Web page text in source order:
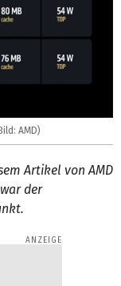
AMD)
Artikel von AMD
der